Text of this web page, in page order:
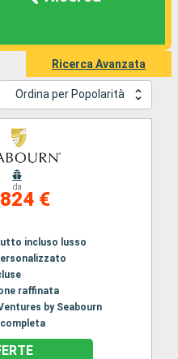
Ricerca Avanzata
Ordina per Popolarità
da
€
incluso lusso
raffinata
by Seabourn